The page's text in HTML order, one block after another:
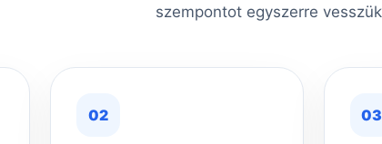
szempontot egyszerre
02 03